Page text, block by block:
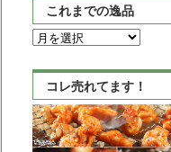
これまでの逸品
こ
ま
の
逸
品
コレ売れてます！